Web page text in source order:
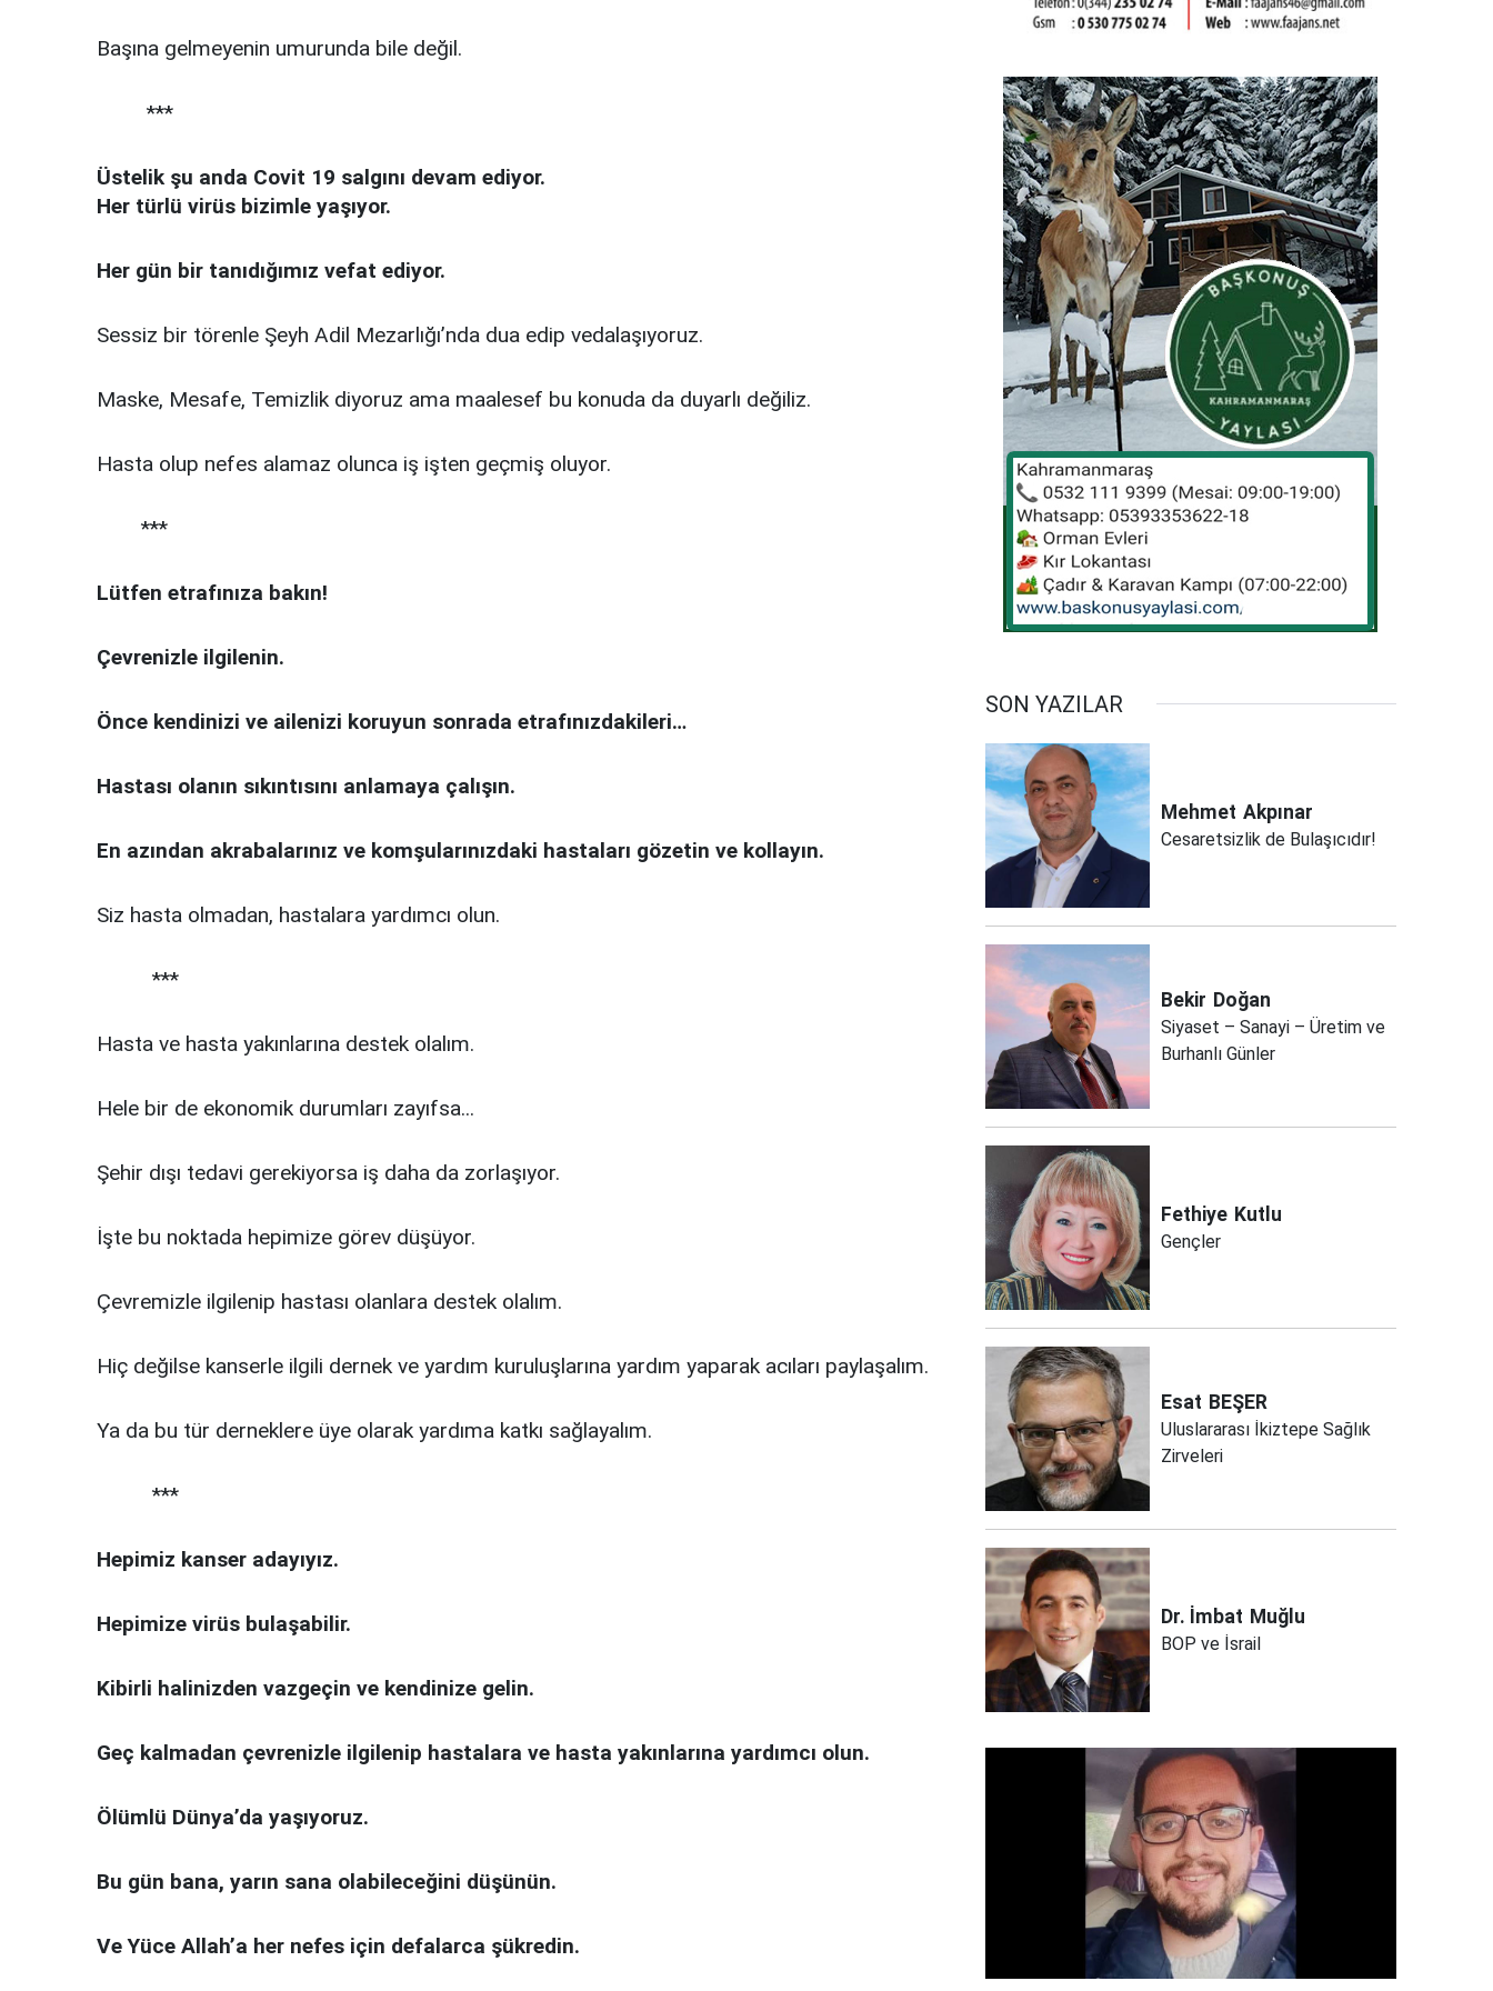
Başına gelmeyenin umurunda bile değil.
***
Üstelik şu anda Covit 19 salgını devam ediyor.
Her türlü virüs bizimle yaşıyor.
Her gün bir tanıdığımız vefat ediyor.
Sessiz bir törenle Şeyh Adil Mezarlığı’nda dua edip vedalaşıyoruz.
Maske, Mesafe, Temizlik diyoruz ama maalesef bu konuda da duyarlı değiliz.
Hasta olup nefes alamaz olunca iş işten geçmiş oluyor.
***
Lütfen etrafınıza bakın!
Çevrenizle ilgilenin.
Önce kendinizi ve ailenizi koruyun sonrada etrafınızdakileri…
Hastası olanın sıkıntısını anlamaya çalışın.
En azından akrabalarınız ve komşularınızdaki hastaları gözetin ve kollayın.
Siz hasta olmadan, hastalara yardımcı olun.
***
Hasta ve hasta yakınlarına destek olalım.
Hele bir de ekonomik durumları zayıfsa...
Şehir dışı tedavi gerekiyorsa iş daha da zorlaşıyor.
İşte bu noktada hepimize görev düşüyor.
Çevremizle ilgilenip hastası olanlara destek olalım.
Hiç değilse kanserle ilgili dernek ve yardım kuruluşlarına yardım yaparak acıları paylaşalım.
Ya da bu tür derneklere üye olarak yardıma katkı sağlayalım.
***
Hepimiz kanser adayıyız.
Hepimize virüs bulaşabilir.
Kibirli halinizden vazgeçin ve kendinize gelin.
Geç kalmadan çevrenizle ilgilenip hastalara ve hasta yakınlarına yardımcı olun.
Ölümlü Dünya’da yaşıyoruz.
Bu gün bana, yarın sana olabileceğini düşünün.
Ve Yüce Allah’a her nefes için defalarca şükredin.
SON YAZILAR
Mehmet Akpınar
Cesaretsizlik de Bulaşıcıdır!
Bekir Doğan
Siyaset – Sanayi – Üretim ve
Burhanlı Günler
Fethiye Kutlu
Gençler
Esat BEŞER
Uluslararası İkiztepe Sağlık
Zirveleri
Dr. İmbat Muğlu
BOP ve İsrail